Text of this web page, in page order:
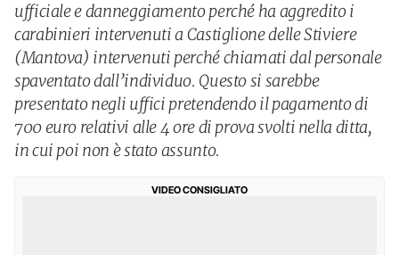
ufficiale e danneggiamento perché ha aggredito i
carabinieri intervenuti a Castiglione delle Stiviere
(Mantova) intervenuti perché chiamati dal personale
spaventato dall’individuo. Questo si sarebbe
presentato negli uffici pretendendo il pagamento di
700 euro relativi alle 4 ore di prova svolti nella ditta,
in cui poi non è stato assunto.
VIDEO CONSIGLIATO